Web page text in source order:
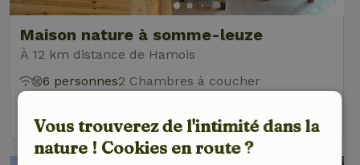
Maison nature à somme-leuze
À 12 km distance de Hamois
6 personnes2 Chambres à coucher
Vous trouverez de l'intimité dans la
nature ! Cookies en route ?